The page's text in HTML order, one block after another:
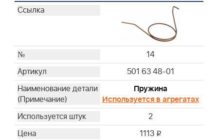
14
501 63 48-01
Пружина
Используется в агрегатах
2
1113 i